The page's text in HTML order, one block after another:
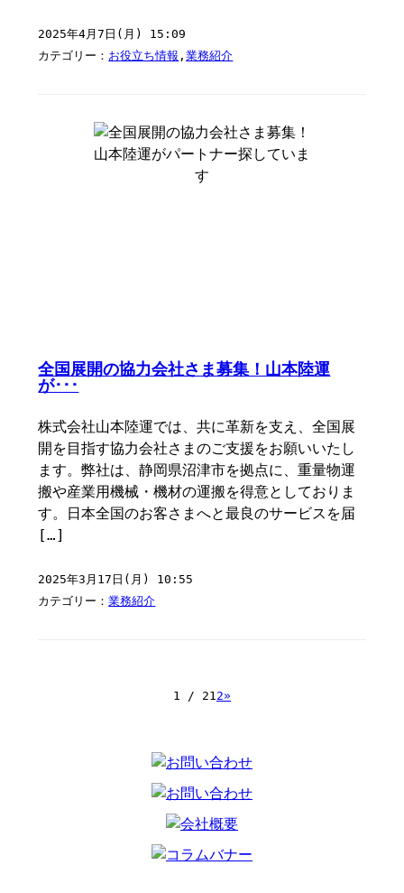
2025年4月7日(月) 15:09
カテゴリー： お役立ち情報 ,業務紹介
全国展開の協力会社さま募集！山本陸運
が･･･
株式会社山本陸運では、共に革新を支え、全国展
開を目指す協力会社さまのご支援をお願いいたし
ます。弊社は、静岡県沼津市を拠点に、重量物運
搬や産業用機械・機材の運搬を得意としておりま
す。日本全国のお客さまへと最良のサービスを届
[…]
2025年3月17日(月) 10:55
カテゴリー：業務紹介
1 / 212»